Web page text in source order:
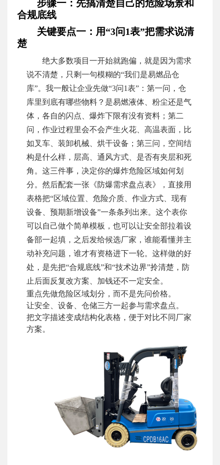
步骤一：先搞清楚自己的危险场景和
合规底线
关键要点一：用“3问1表”把需求说清
楚
绝大多数项目一开始就跑偏，就是因为需求
说不清楚，只剩一句模糊的“我们是易燃品仓
库”。我一般让企业先做“3问1表”：第一问，仓
库里到底有哪些物料？是易燃液体、粉尘还是气
体，各自的闪点、爆炸下限有没有资料；第二
问，作业过程里会不会产生火花、高温表面，比
如叉车、装卸机械、烘干设备；第三问，空间结
构是什么样，层高、通风方式、是否有夹层和死
角。这三件事，决定你的爆炸危险区域如何划
分。然后配套一张《防爆需求盘点表》，直接用
表格把“区域位置、危险介质、作业方式、现有
设备、预期新增设备”一条条列出来。这个表你
可以自己做个简单模板，也可以让安全部拉着设
备部一起填，之后发给候选厂家，谁能看懂并主
动补充问题，谁才有资格进下一轮。这样做的好
处，是先把“合规底线”和“技术边界”拎清楚，防
止后面反复改方案、加钱还不一定安全。
重点先做危险区域划分，而不是先问价格。
让安全、设备、仓储三方一起参与需求盘点。
把文字描述变成结构化表格，便于对比不同厂家
方案。